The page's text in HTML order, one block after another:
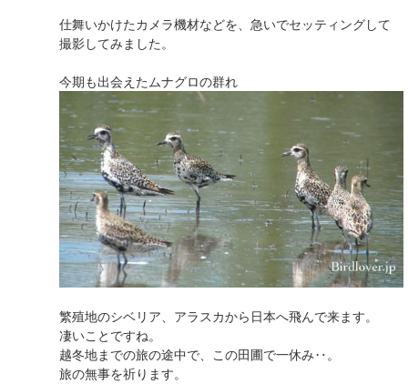
仕舞いかけたカメラ機材などを、急いでセッティングして
撮影してみました。
今期も出会えたムナグロの群れ
繁殖地のシベリア、アラスカから日本へ飛んで来ます。
凄いことですね。
越冬地までの旅の途中で、この田圃で一休み‥。
旅の無事を祈ります。